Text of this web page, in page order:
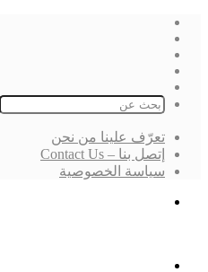
تعرّف علينا من نحن
إتصل بنا – Contact Us
سياسة الخصوصية